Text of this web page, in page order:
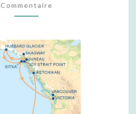
È
R
#
1
1
E
T
Commentaire